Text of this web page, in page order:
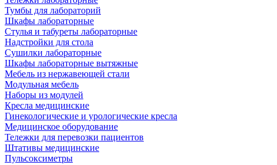
Тумбы для лабораторий
Шкафы лабораторные
Стулья и табуреты лабораторные
Надстройки для стола
Сушилки лабораторные
Шкафы лабораторные вытяжные
Мебель из нержавеющей стали
Модульная мебель
Наборы из модулей
Кресла медицинские
Гинекологические и урологические кресла
Медицинское оборудование
Тележки для перевозки пациентов
Штативы медицинские
Пульсоксиметры